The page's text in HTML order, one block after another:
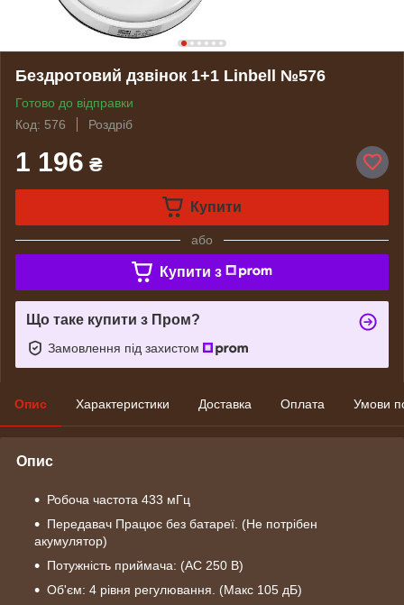
Бездротовий дзвінок 1+1 Linbell №576
Готово до відправки
Код: 576
Роздріб
1 196 ₴
Купити
або
Купити з
Що таке купити з Пром?
Замовлення під захистом
Опис Характеристики Доставка Оплата Умови
Опис
Робоча частота 433 мГц
Передавач Працює без батареї. (Не потрібен
акумулятор)
Потужність приймача: (AC 250 В)
Об'єм: 4 рівня регулювання. (Макс 105 дБ)